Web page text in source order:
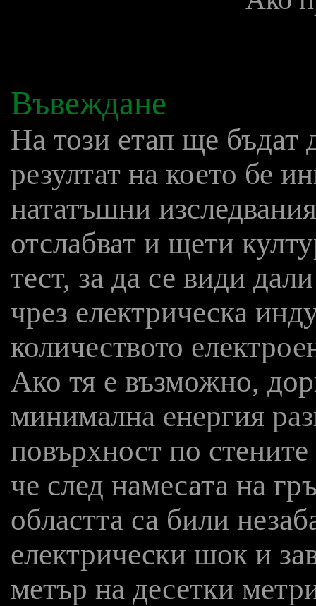
Въвеждане
На този етап ще бъдат
резултат на което бе
нататъшни
отслабват и щети
тест, за да се види
чрез електрическа
количеството
Ако тя е възможно,
минимална енергия
повърхност по
че след намесата на
областта са били
електрически шок и
метър на десетки